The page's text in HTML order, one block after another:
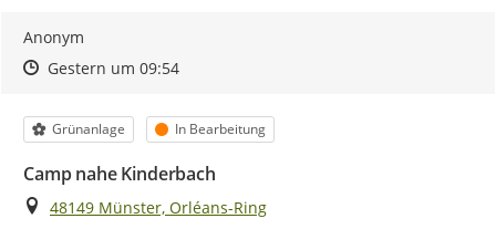
Anonym
Zeitpunkt des Erstellens
Zeitpunkt des Erstellens
Gestern um 09:54Zur Äußerung
Kategorie
Grünanlage Status
In Bearbeitung
Camp nahe Kinderbach
Ort
48149 Münster, Orléans-Ring